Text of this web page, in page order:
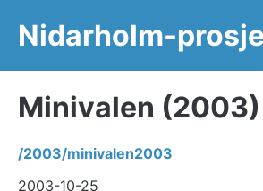
Nidarholm-
Minivalen (2003)
/2003/minivalen2003
2003-10-25